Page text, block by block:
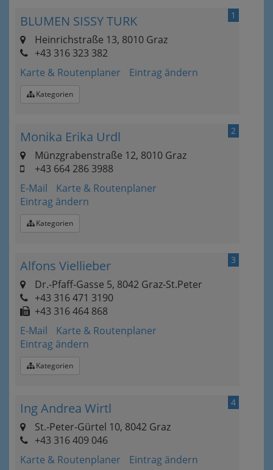
1
BLUMEN SISSY TURK
Heinrichstraße 13, 8010 Graz
+43 316 323 382
Karte & Routenplaner
Eintrag ändern
Kategorien
2
Monika Erika Urdl
Münzgrabenstraße 12, 8010 Graz
+43 664 286 3988
E-Mail
Karte & Routenplaner
Eintrag ändern
Kategorien
3
Alfons Viellieber
Dr.-Pfaff-Gasse 5, 8042 Graz-St.Peter
+43 316 471 3190
+43 316 464 868
E-Mail
Karte & Routenplaner
Eintrag ändern
Kategorien
4
Ing Andrea Wirtl
St.-Peter-Gürtel 10, 8042 Graz
+43 316 409 046
Karte & Routenplaner
Eintrag ändern